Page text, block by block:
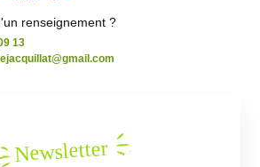
renseignement ?
13
Newsletter